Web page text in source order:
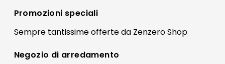
Preferenze Cookies
Termini e condizioni
Contatti
Registrati
Il mio account
Promozioni speciali
Sempre tantissimeofferteda Zenzero Shop
Negozio di arredamento